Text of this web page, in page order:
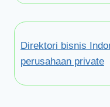
Direktori bisnis
perusahaan private